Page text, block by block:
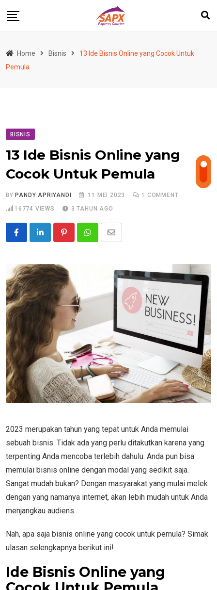
Home Bisnis
13 Ide Bisnis Online yang Cocok Untuk
Pemula
BISNIS
13 Ide Bisnis Online yang
Cocok Untuk Pemula
BY PANDY APRIYANDI 11 MEI 2023 1
COMMENT
16774 VIEWS 3 TAHUN AGO
PinterestWhatsappShare
2023 merupakan tahun yang tepat untuk Anda memulai
sebuah bisnis. Tidak ada yang perlu ditakutkan karena yang
terpenting Anda mencoba terlebih dahulu. Anda pun bisa
memulai bisnis online dengan modal yang sedikit saja.
Sangat mudah bukan? Dengan masyarakat yang mulai melek
dengan yang namanya internet, akan lebih mudah untuk Anda
menjangkau audiens.
Nah, apa saja bisnis online yang cocok untuk pemula? Simak
ulasan selengkapnya berikut ini!
Ide Bisnis Online yang